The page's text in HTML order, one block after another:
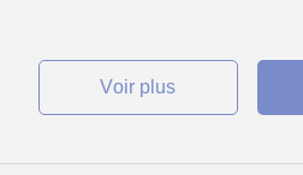
voir plus